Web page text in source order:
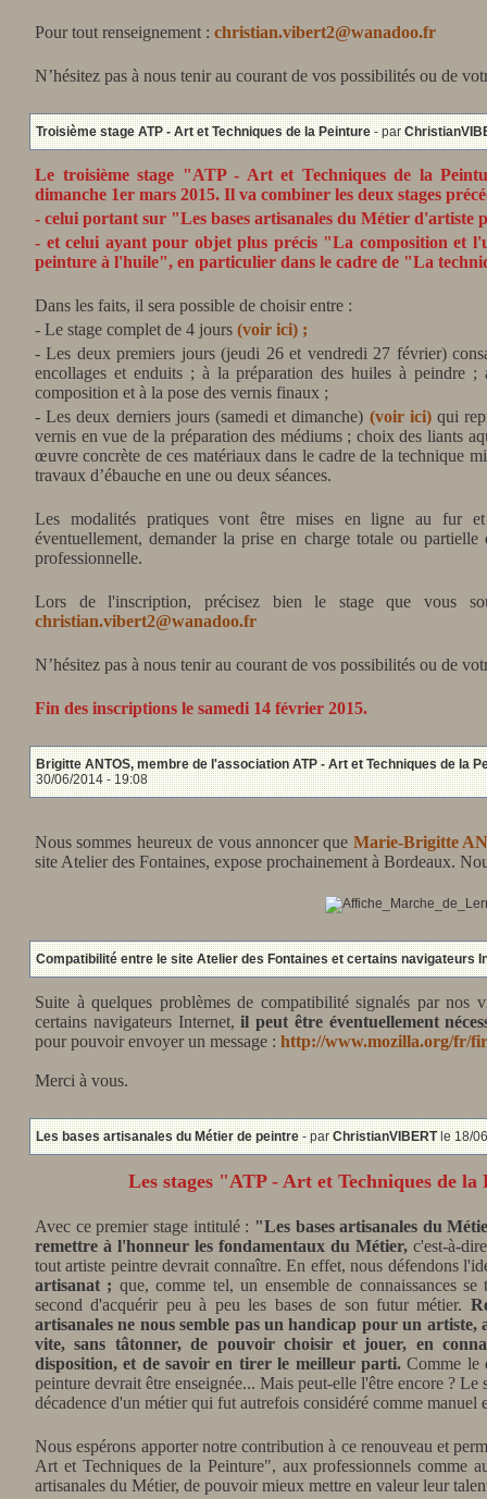
Pour tout renseignement : christian.vibert2@wanadoo.fr
N’hésitez pas à nous tenir au courant de vos possibilités ou de
Troisième stage ATP - Art et Techniques de la Peinture- par
Le troisième stage "ATP - Art et Techniques de la
dimanche 1er mars 2015. Il va combiner les deux stages
- celui portant sur "Les bases artisanales du Métier d'artiste
- et celui ayant pour objet plus précis "La composition et
peinture à l'huile", en particulier dans le cadre de "La
Dans les faits, il sera possible de choisir entre :
- Le stage complet de 4 jours (voir ici) ;
- Les deux premiers jours (jeudi 26 et vendredi 27 février)
encollages et enduits ; à la préparation des huiles à peindre
composition et à la pose des vernis finaux ;
- Les deux derniers jours (samedi et dimanche) (voir ici)qui
vernis en vue de la préparation des médiums ; choix des liants
œuvre concrète de ces matériaux dans le cadre de la technique
travaux d’ébauche en une ou deux séances.
Les modalités pratiques vont être mises en ligne au fur
éventuellement, demander la prise en charge totale ou
professionnelle.
Lors de l'inscription, précisez bien le stage que vous
christian.vibert2@wanadoo.fr
N’hésitez pas à nous tenir au courant de vos possibilités ou de
Fin des inscriptions le samedi 14 février 2015.
Brigitte ANTOS, membre de l'association ATP - Art et Techniques de la
30/06/2014 - 19:08
Nous sommes heureux de vous annoncer que Marie-Brigitte
site Atelier des Fontaines, expose prochainement à Bordeaux.
Compatibilité entre le site Atelier des Fontaines et certains navigateurs
Suite à quelques problèmes de compatibilité signalés par
certains navigateurs Internet,il peut être éventuellement
pour pouvoir envoyer un message : http://www.mozilla.org/fr/
Merci à vous.
Les bases artisanales du Métier de peintre- parChristianVIBERTle 18/
Les stages "ATP - Art et Techniques de
Avec ce premier stage intitulé : "Les bases artisanales du
remettre à l'honneur les fondamentaux du Métier, c'est-à-
tout artiste peintre devrait connaître. En effet, nous défendons
artisanat ; que, comme tel, un ensemble de connaissances
second d'acquérir peu à peu les bases de son futur métier.
artisanales ne nous semble pas un handicap pour un artiste,
vite, sans tâtonner, de pouvoir choisir et jouer, en
disposition, et de savoir en tirer le meilleur parti.Comme le
peinture devrait être enseignée... Mais peut-elle l'être encore ?
décadence d'un métier qui fut autrefois considéré comme manuel
Nous espérons apporter notre contribution à ce renouveau et
Art et Techniques de la Peinture", aux professionnels comme
artisanales du Métier, de pouvoir mieux mettre en valeur leur